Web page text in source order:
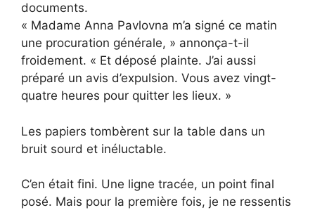
documents.
« Madame Anna Pavlovna m’a signé ce matin
une procuration générale, » annonça-t-il
froidement. « Et déposé plainte. J’ai aussi
préparé un avis d’expulsion. Vous avez vingt-
quatre heures pour quitter les lieux. »
Les papiers tombèrent sur la table dans un
bruit sourd et inéluctable.
C’en était fini. Une ligne tracée, un point final
posé. Mais pour la première fois, je ne ressentis